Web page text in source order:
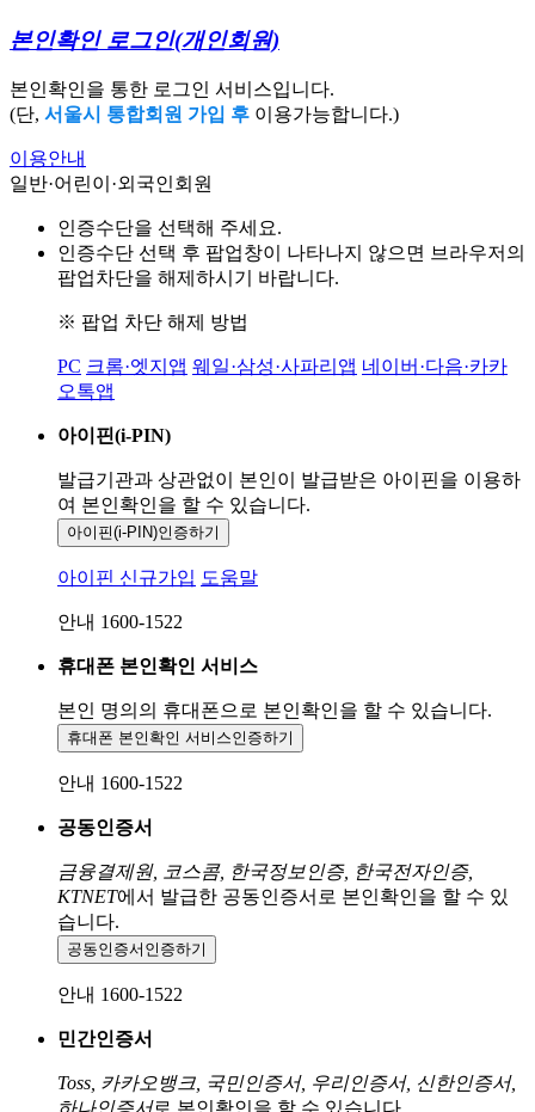
본인확인 로그인(개인회원)
본인확인을 통한 로그인 서비스입니다.
(단, 서울시 통합회원 가입 후 이용가능합니다.)
이용안내
일반·어린이·외국인회원
인증수단을 선택해 주세요.
인증수단 선택 후 팝업창이 나타나지 않으면 브라우저의
팝업차단을 해제하시기 바랍니다.
※ 팝업 차단 해제 방법
PC 크롬·엣지앱 웨일·삼성·사파리앱 네이버·다음·카카
오톡앱
아이핀(i-PIN)
발급기관과 상관없이 본인이 발급받은 아이핀을 이용하
여 본인확인을 할 수 있습니다.
아이핀(i-PIN)인증하기
아이핀 신규가입 도움말
안내 1600-1522
휴대폰 본인확인 서비스
본인 명의의 휴대폰으로 본인확인을 할 수 있습니다.
휴대폰 본인확인 서비스인증하기
안내 1600-1522
공동인증서
금융결제원, 코스콤, 한국정보인증, 한국전자인증,
KTNET에서 발급한 공동인증서로 본인확인을 할 수 있
습니다.
공동인증서 인증하기
안내 1600-1522
민간인증서
Toss, 카카오뱅크, 국민인증서, 우리인증서, 신한인증서,